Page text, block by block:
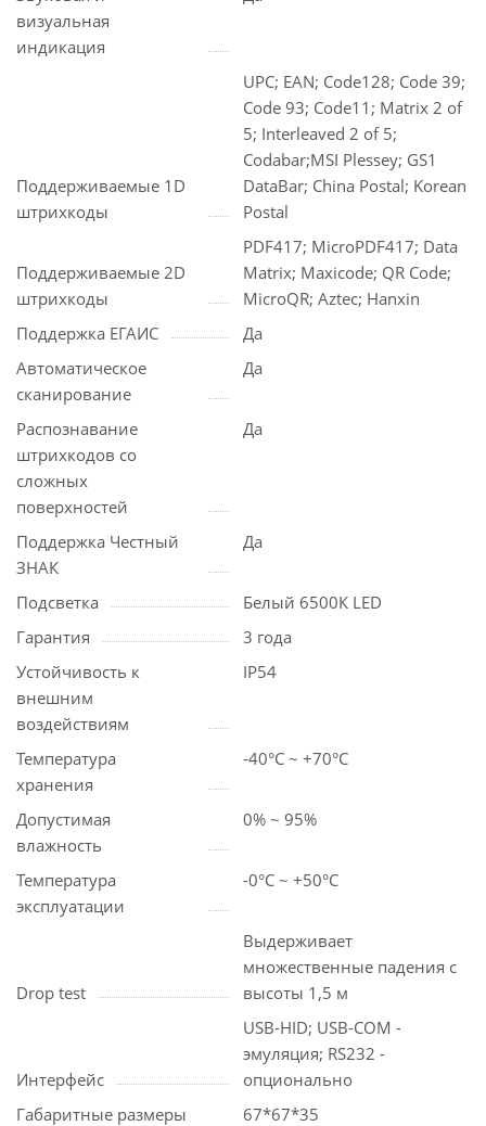
визуальная
индикация
Поддерживаемые 1D
штрихкоды
UPC; EAN; Code128; Code 39;
Code 93; Code11; Matrix 2 of
5; Interleaved 2 of 5;
Codabar;MSI Plessey; GS1
DataBar; China Postal; Korean
Postal
Поддерживаемые 2D
штрихкоды
PDF417; MicroPDF417; Data
Matrix; Maxicode; QR Code;
MicroQR; Aztec; Hanxin
Поддержка ЕГАИС
Да
Автоматическое
сканирование
Да
Распознавание
штрихкодов со
сложных
поверхностей
Да
Поддержка Честный
ЗНАК
Да
Подсветка
Белый 6500К LED
Гарантия
3 года
Устойчивость к
внешним
воздействиям
IP54
Температура
хранения
-40°С ~ +70°С
Допустимая
влажность
0% ~ 95%
Температура
эксплуатации
-0°С ~ +50°С
Drop test
Выдерживает
множественные падения с
высоты 1,5 м
Интерфейс
USB-HID; USB-COM -
эмуляция; RS232 -
опционально
Габаритные размеры
67*67*35